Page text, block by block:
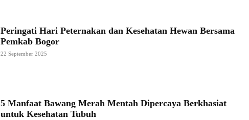
Peringati Hari Peternakan dan Kesehatan Hewan Bersama
Pemkab Bogor
22 September 2025
5 Manfaat Bawang Merah Mentah Dipercaya Berkhasiat
untuk Kesehatan Tubuh